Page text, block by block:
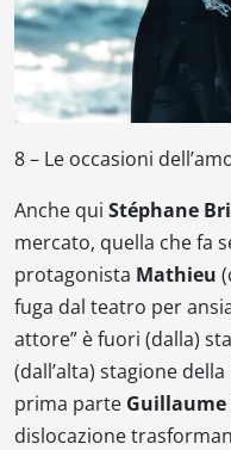
8 – Le occasioni
Anche qui Stéphane
mercato, quella che fa
protagonista Mathieu
fuga dal teatro per
attore” è fuori (dalla)
(dall’alta) stagione
prima parte Guillaume
dislocazione